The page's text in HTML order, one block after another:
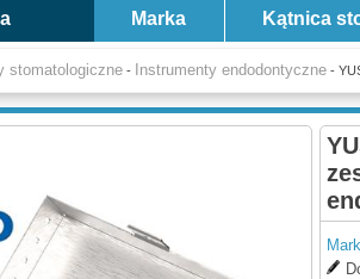
Marka Kątnica
stomatologiczne - Instrumenty endodontyczne -